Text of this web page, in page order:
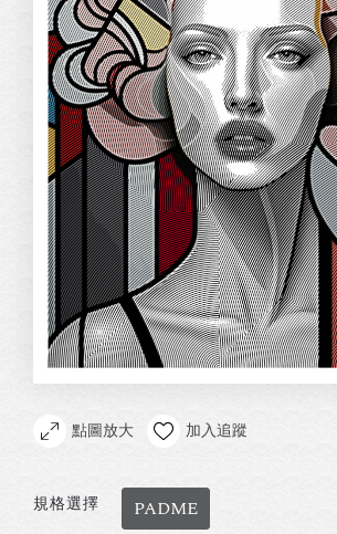
點圖放大 加入追蹤
規格選擇 PADME